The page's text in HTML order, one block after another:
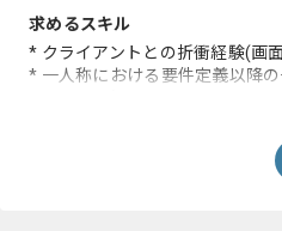
求めるスキル
* クライアントとの折衝経験(画
* 一人称における要件定義以降